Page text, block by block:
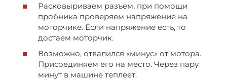
Расковыриваем разъем, при помощи
пробника проверяем напряжение на
моторчике. Если напряжение есть, то
достаем моторчик.
Возможно, отвалился «минус» от мотора.
Присоединяем его на место. Через пару
минут в машине теплеет.